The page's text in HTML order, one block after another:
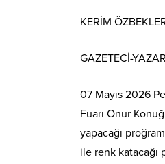
KERİM
GAZETECİ-
07 Mayıs 2026
Fuarı Onur
yapacağı
ile renk katacağı